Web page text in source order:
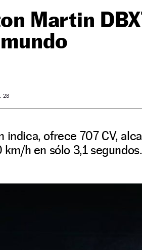
Martin
28
indica, ofrece 707 CV,
h en sólo 3,1 segundos.